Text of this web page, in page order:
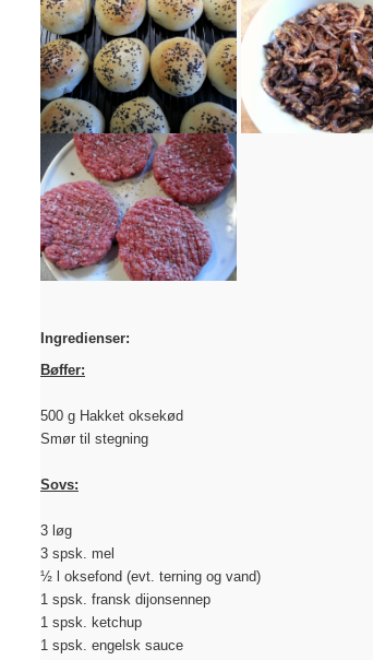
Ingredienser:
Bøffer:
500 g Hakket oksekød
Smør til stegning
Sovs:
3 løg
3 spsk. mel
½ l oksefond (evt. terning og vand)
1 spsk. fransk dijonsennep
1 spsk. ketchup
1 spsk. engelsk sauce